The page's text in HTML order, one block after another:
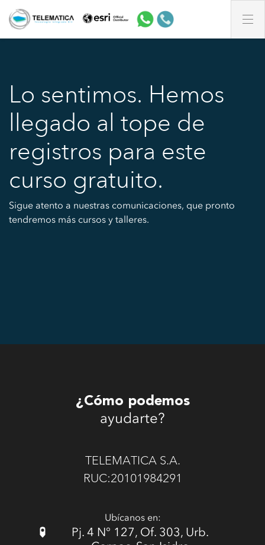
Lo sentimos. Hemos
llegado al tope de
registros para este
curso gratuito.
Sigue atento a nuestras comunicaciones, que pronto
tendremos más cursos y talleres.
¿Cómo podemos
ayudarte?
TELEMATICA S.A.
RUC:20101984291
Ubícanos en:
Pj. 4 N° 127, Of. 303, Urb.